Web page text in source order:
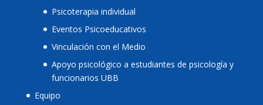
Psicoterapia individual
Eventos Psicoeducativos
Vinculación con el Medio
Apoyo psicológico a estudiantes de psicología y
funcionarios UBB
Equipo